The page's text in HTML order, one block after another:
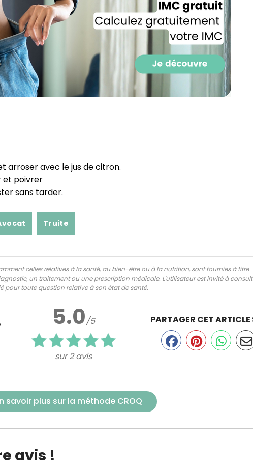
arroser avec le jus de citron.⁣
et poivrer⁣
sans tarder.⁣
Truite
celles relatives à la santé, au bien-être ou à la nutrition, sont fournies à titre
un traitement ou une prescription médicale. L'utilisateur est invité à
toute question relative à son état de santé.
5.0/5
sur 2 avis
PARTAGER CET ARTICLE
savoir plus sur la méthode CROQ
avis !
l'heure à laquelle vous le faites
des informations sur le terminal
utilisez. Pour en savoir plus sur ces
Je reçois mon cadeau !
Votre adresse email sera utilisée par Digital Prisma
envoyer votre newsletter contenant des offres